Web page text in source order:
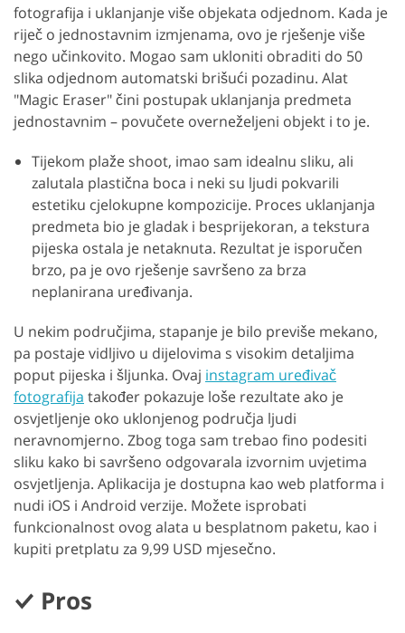
fotografija i uklanjanje više objekata odjednom. Kada je
riječ o jednostavnim izmjenama, ovo je rješenje više
nego učinkovito. Mogao sam ukloniti obraditi do 50
slika odjednom automatski brišući pozadinu. Alat
"Magic Eraser" čini postupak uklanjanja predmeta
jednostavnim – povučete overneželjeni objekt i to je.
Tijekom plaže shoot, imao sam idealnu sliku, ali
zalutala plastična boca i neki su ljudi pokvarili
estetiku cjelokupne kompozicije. Proces uklanjanja
predmeta bio je gladak i besprijekoran, a tekstura
pijeska ostala je netaknuta. Rezultat je isporučen
brzo, pa je ovo rješenje savršeno za brza
neplanirana uređivanja.
U nekim područjima, stapanje je bilo previše mekano,
pa postaje vidljivo u dijelovima s visokim detaljima
poput pijeska i šljunka. Ovaj instagram uređivač
fotografija također pokazuje loše rezultate ako je
osvjetljenje oko uklonjenog područja ljudi
neravnomjerno. Zbog toga sam trebao fino podesiti
sliku kako bi savršeno odgovarala izvornim uvjetima
osvjetljenja. Aplikacija je dostupna kao web platforma i
nudi iOS i Android verzije. Možete isprobati
funkcionalnost ovog alata u besplatnom paketu, kao i
kupiti pretplatu za 9,99 USD mjesečno.
Pros